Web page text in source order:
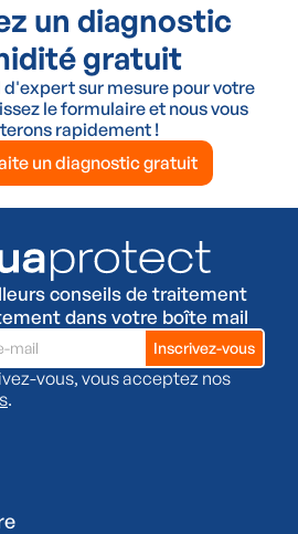
un diagnostic
gratuit
d'expert sur mesure pour votre
le formulaire et nous vous
rapidement !
un diagnostic gratuit
conseils de traitement
dans votre boîte mail
vous, vous acceptez nos
.